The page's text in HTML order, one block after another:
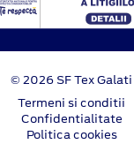
© 2026 SF Tex Galati
Termeni si conditii
Confidentialitate
Politica cookies